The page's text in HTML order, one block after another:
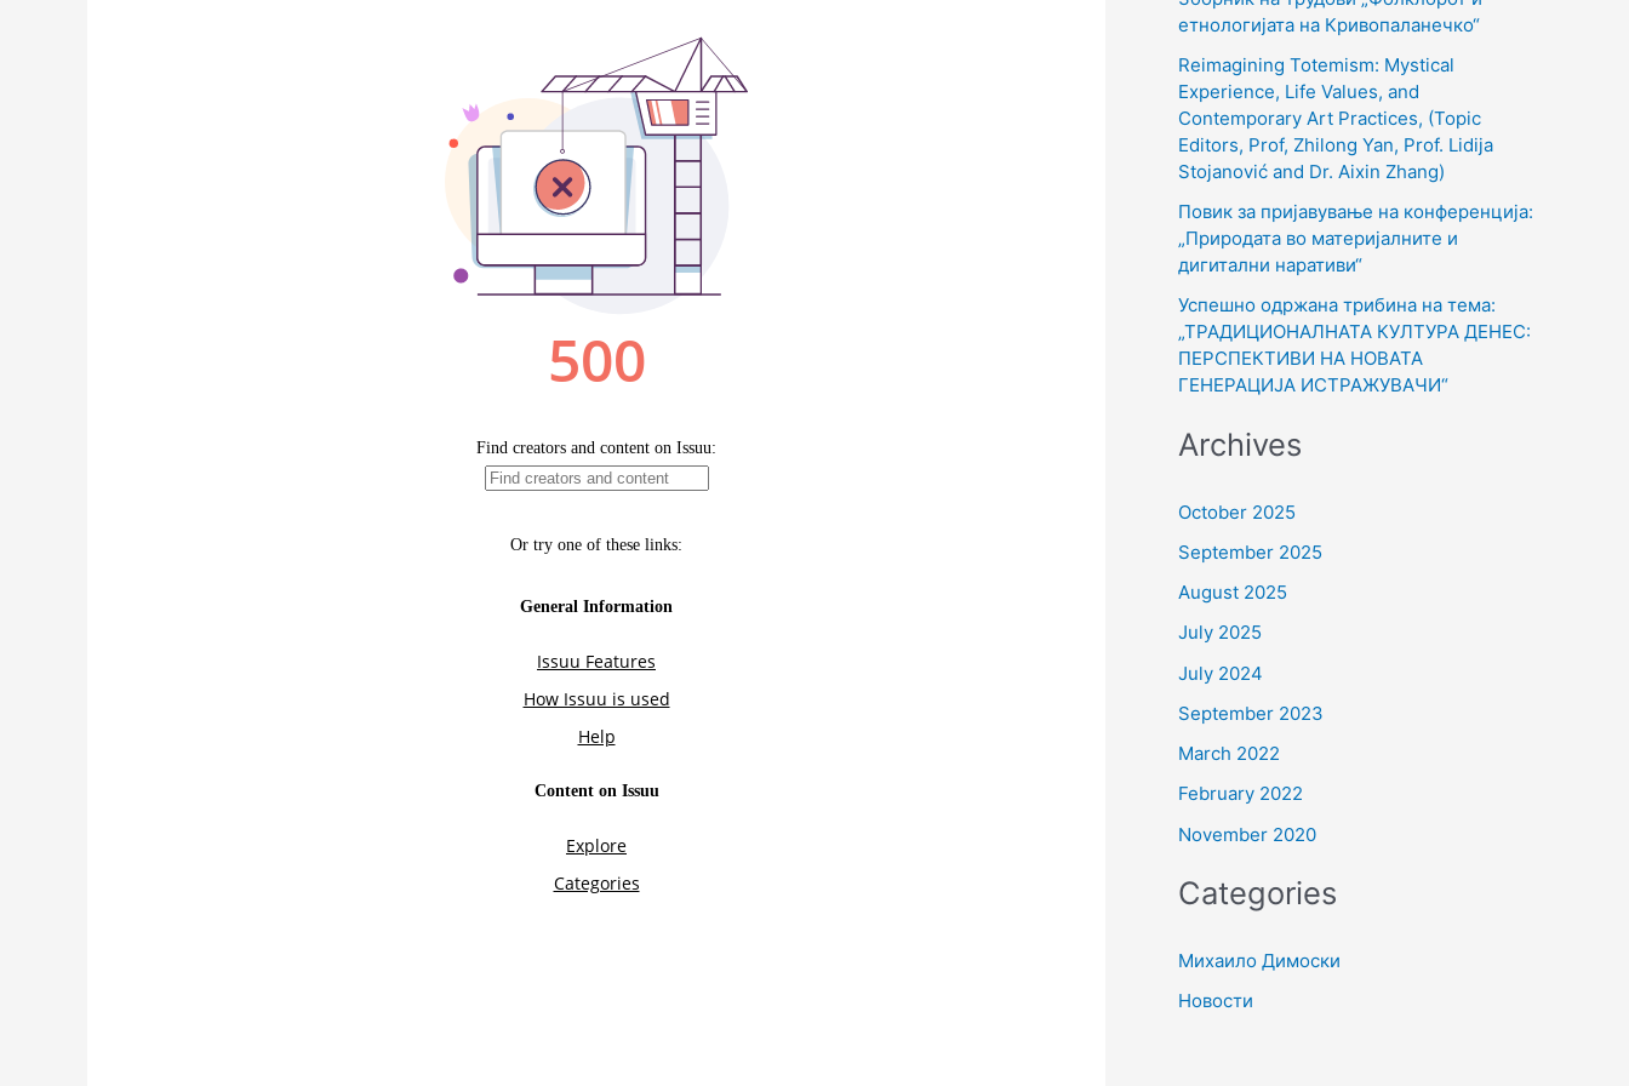
o
r
:
етнологијата на Кривопаланечко“
Reimagining Totemism: Mystical
Experience, Life Values, and
Contemporary Art Practices, (Topic
Editors, Prof, Zhilong Yan, Prof. Lidija
Stojanović and Dr. Aixin Zhang)
Повик за пријавување на конференција:
„Природата во материјалните и
дигитални наративи“
Успешно одржана трибина на тема:
„ТРАДИЦИОНАЛНАТА КУЛТУРА ДЕНЕС:
ПЕРСПЕКТИВИ НА НОВАТА
ГЕНЕРАЦИЈА ИСТРАЖУВАЧИ“
Archives
October 2025
September 2025
August 2025
July 2025
July 2024
September 2023
March 2022
February 2022
November 2020
Categories
Михаило Димоски
Новости